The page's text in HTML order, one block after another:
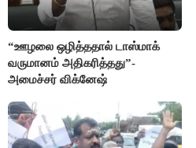
“ஊழலை ஒழித்ததால் டாஸ்மாக்
வருமானம் அதிகரித்தது”-
அமைச்சர் விக்னேஷ்